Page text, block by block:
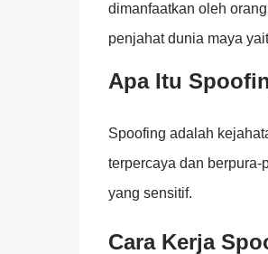
dimanfaatkan oleh
penjahat dunia maya
Apa Itu
Spoofing adalah
terpercaya dan
yang sensitif.
Cara Kerja